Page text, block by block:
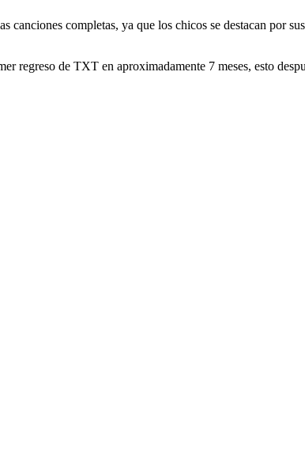
completas, ya que los chicos se destacan por
regreso de TXT en aproximadamente 7 meses, esto